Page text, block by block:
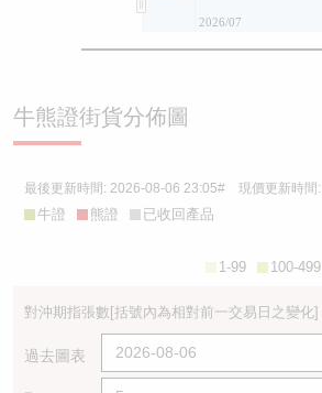
2026/07
牛熊證街貨分佈圖
最後更新時間: 2026-08-06 23:05# 現價更新時間:
牛證 熊證 已收回產品
100-499
1-99
對沖期指張數[括號內為相對前一交易日之變化]
過去圖表